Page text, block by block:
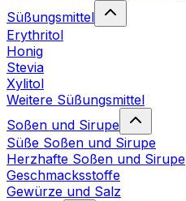
Süßungsmittel
Erythritol
Honig
Stevia
Xylitol
Weitere Süßungsmittel
Soßen und Sirupe
Süße Soßen und Sirupe
Herzhafte Soßen und Sirupe
Geschmacksstoffe
Gewürze und Salz